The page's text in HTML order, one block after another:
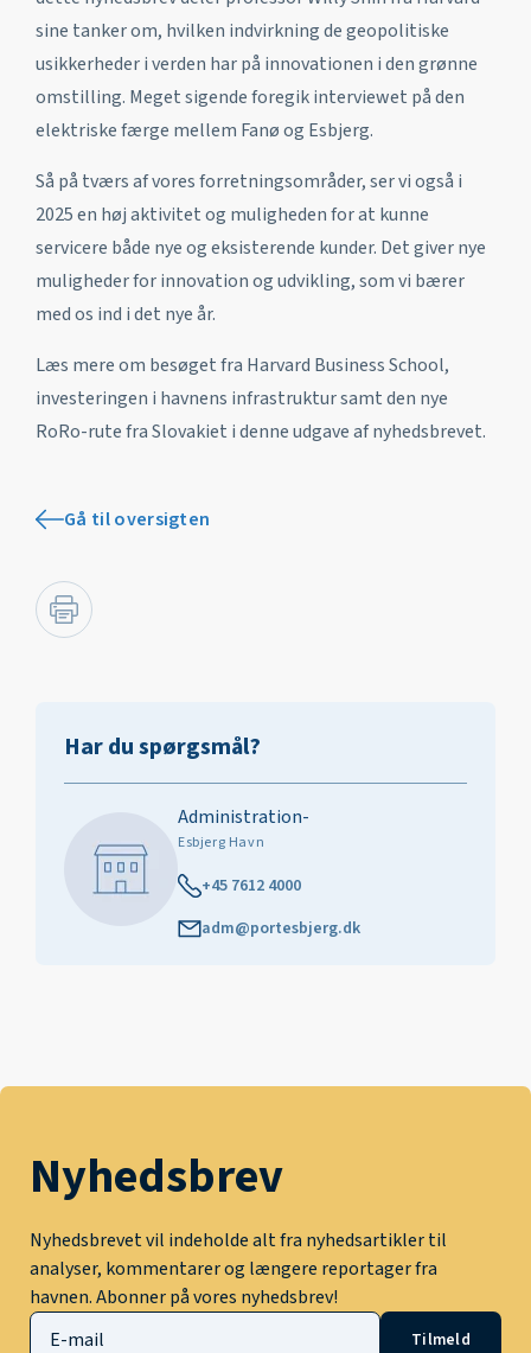
Har du spørgsmål?
Administration-
Esbjerg Havn
+45 7612 4000
adm@portesbjerg.dk
sine tanker om, hvilken indvirkning de geopolitiske
usikkerheder i verden har på innovationen i den grønne
omstilling. Meget sigende foregik interviewet på den
elektriske færge mellem Fanø og Esbjerg.
Så på tværs af vores forretningsområder, ser vi også i
2025 en høj aktivitet og muligheden for at kunne
servicere både nye og eksisterende kunder. Det giver nye
muligheder for innovation og udvikling, som vi bærer
med os ind i det nye år.
Læs mere om besøget fra Harvard Business School,
investeringen i havnens infrastruktur samt den nye
RoRo-rute fra Slovakiet i denne udgave af nyhedsbrevet.
Gå til oversigten
Nyhedsbrev
Nyhedsbrevet vil indeholde alt fra nyhedsartikler til
analyser, kommentarer og længere reportager fra
havnen. Abonner på vores nyhedsbrev!
Tilmeld